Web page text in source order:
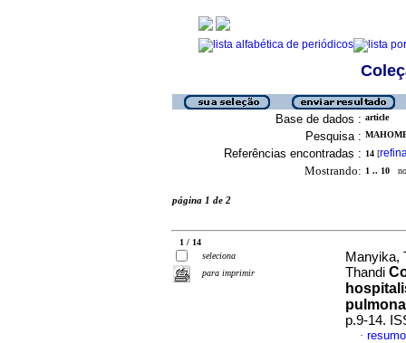
Base de dados : article
Pesquisa :
Referências encontradas : 14 [
Mostrando: 1 .. 10
página 1 de 2
1 / 14
seleciona
para imprimir
Manyika,
Thandi
p.9-14.
·